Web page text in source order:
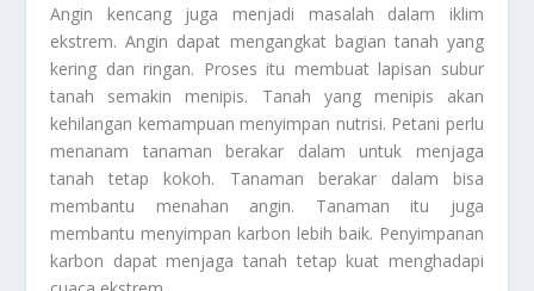
Angin kencang juga menjadi masalah dalam iklim
ekstrem. Angin dapat mengangkat bagian tanah yang
kering dan ringan. Proses itu membuat lapisan subur
tanah semakin menipis. Tanah yang menipis akan
kehilangan kemampuan menyimpan nutrisi. Petani perlu
menanam tanaman berakar dalam untuk menjaga
tanah tetap kokoh. Tanaman berakar dalam bisa
membantu menahan angin. Tanaman itu juga
membantu menyimpan karbon lebih baik. Penyimpanan
karbon dapat menjaga tanah tetap kuat menghadapi